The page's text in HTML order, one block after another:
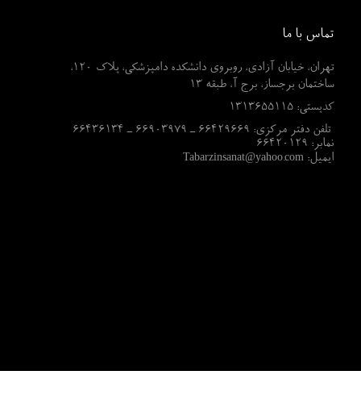
تماس با ما
تهران، خیابان آزادی، روبروی دانشکده دامپزشکی، پلاک 120،
ساختمان برجساز، برج آ، طبقه 13​​​​​​​
کدپستی: 1313655115
نمابر: 66420129
​​​​​​​ایمیل: Tabarzinsanat@yahoo.com